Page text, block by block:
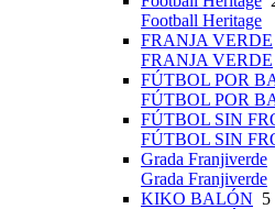
Football Heritage
FRANJA VERDE
FRANJA VERDE
FÚTBOL POR
FÚTBOL POR
FÚTBOL SIN
FÚTBOL SIN
Grada Franjiverde
Grada Franjiverde
KIKO BALÓN 5